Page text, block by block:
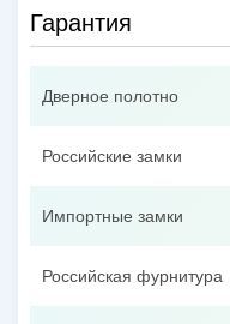
Гарантия
Дверное полотно
Российские замки
Импортные замки
Российская фурнитура